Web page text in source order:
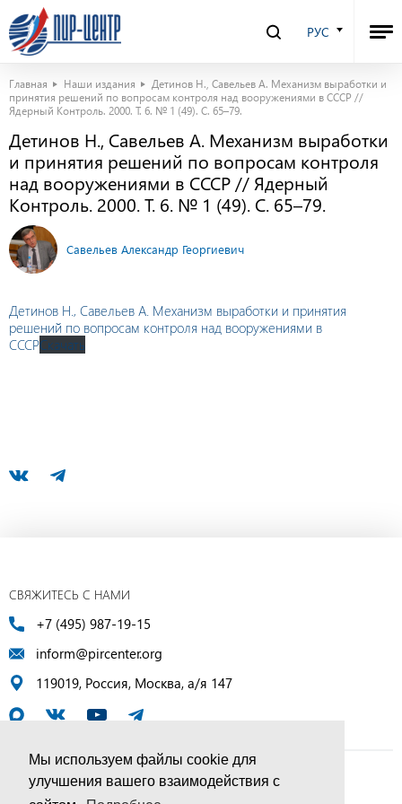
Мы используем файлы cookie для
улучшения вашего взаимодействия с
РУС
Главная Наши издания
Детинов Н., Савельев А. Механизм выработки и
принятия решений по вопросам контроля над вооружениями в СССР //
Ядерный Контроль. 2000. Т. 6. № 1 (49). С. 65–79.
Детинов Н., Савельев А. Механизм выработки
и принятия решений по вопросам контроля
над вооружениями в СССР // Ядерный
Контроль. 2000. Т. 6. № 1 (49). С. 65–79.
Савельев Александр Георгиевич
Детинов Н., Савельев А. Механизм выработки и принятия
решений по вопросам контроля над вооружениями в
СССРСкачать
СВЯЖИТЕСЬ С НАМИ
+7 (495) 987-19-15
inform@pircenter.org
119019, Россия, Москва, а/я 147
© ПИР-Центр, 1994–2025 | Все права защищены